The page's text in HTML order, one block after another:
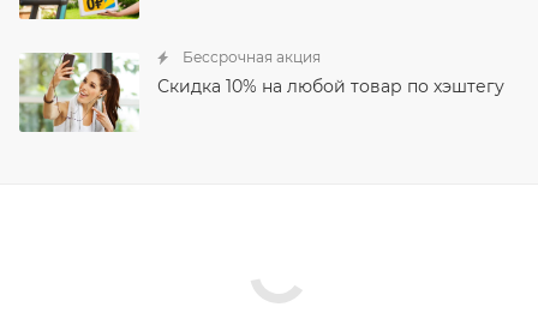
Бессрочная акция
Скидка 10% на любой товар по хэштегу